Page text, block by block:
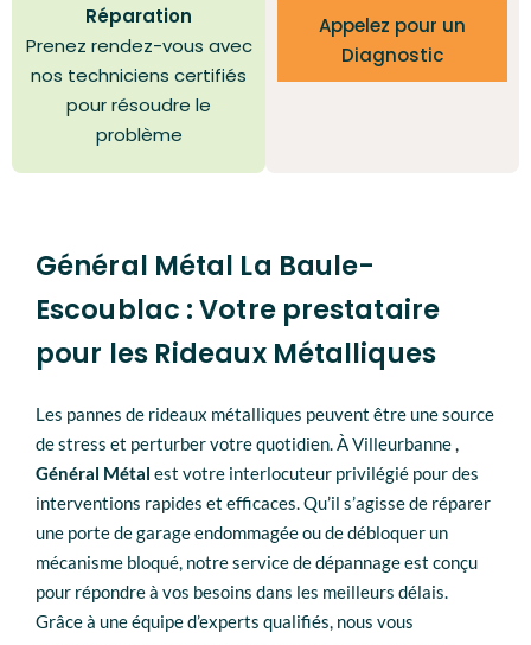
Réparation
Prenez rendez-vous avec
nos techniciens certifiés
pour résoudre le
problème
Appelez pour un
Diagnostic
Général Métal La Baule-
Escoublac : Votre prestataire
pour les Rideaux Métalliques
Les pannes de rideaux métalliques peuvent être une source
de stress et perturber votre quotidien. À Villeurbanne ,
Général Métal est votre interlocuteur privilégié pour des
interventions rapides et efficaces. Qu’il s’agisse de réparer
une porte de garage endommagée ou de débloquer un
mécanisme bloqué, notre service de dépannage est conçu
pour répondre à vos besoins dans les meilleurs délais.
Grâce à une équipe d’experts qualifiés, nous vous